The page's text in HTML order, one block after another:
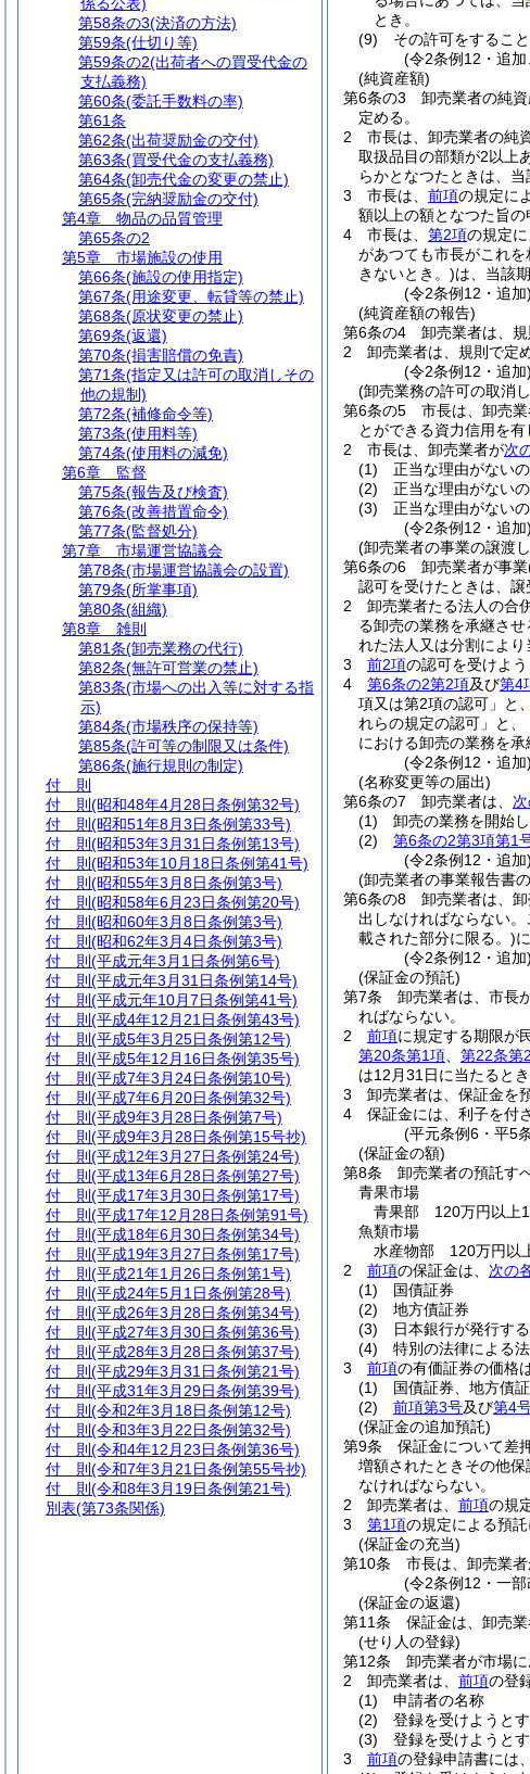
とき。
(9)
その許可をするこ
(令2条例12・追
(純資産額)
第6条の3
卸売業者の純
定める。
2
市長は、卸売業者の純
取扱品目の部類が2以上
らかとなつたときは、
3
市長は、 前項の規定に
額以上の額となつた旨
4
市長は、 第2項の規定
があつても市長がこれ
きないとき。)は、当該
(令2条例12・追加)
(純資産額の報告)
第6条の4
卸売業者は、
2
卸売業者は、規則で定
(令2条例12・追加)
(卸売業務の許可の取消
第6条の5
市長は、卸売
とができる資力信用を
2
市長は、卸売業者が次
(1)
正当な理由がない
(2)
正当な理由がない
(3)
正当な理由がない
(令2条例12・追加)
(卸売業者の事業の譲渡
第6条の6
卸売業者が事業
認可を受けたときは、譲
2
卸売業者たる法人の合
る卸売の業務を承継さ
れた法人又は分割により
3
前2項の認可を受けよ
4
第6条の2第2項及び第4
項又は第2項の認可」と、
れらの規定の認可」と
における卸売の業務を承
(令2条例12・追加)
(名称変更等の届出)
第6条の7
卸売業者は、
(1)
卸売の業務を開始
(2)
第6条の2第3項第1
(令2条例12・追加)
(卸売業者の事業報告書
第6条の8
卸売業者は、
出しなければならない。
載された部分に限る。)
(令2条例12・追加)
(保証金の預託)
第7条
卸売業者は、市長
ればならない。
2
前項に規定する期限が
第20条第1項
第22条第
は12月31日に当たるとき
3
卸売業者は、保証金を
4
保証金には、利子を付
(平元条例6・平5
(保証金の額)
第8条
卸売業者の預託す
青果市場
青果部 120万円以上
魚類市場
水産物部 120万円以
2
前項の保証金は、 次の
(1)
国債証券
(2)
地方債証券
(3)
日本銀行が発行す
(4)
特別の法律による
3
前項の有価証券の価格は
(1)
国債証券、地方債
(2)
前項第3号及び第4
(保証金の追加預託)
第9条
保証金について差
増額されたときその他
なければならない。
2
卸売業者は、 前項の規
3
第1項の規定による預託
(保証金の充当)
第10条
市長は、卸売業
(令2条例12・一部
(保証金の返還)
第11条
保証金は、卸売
(せり人の登録)
第12条
卸売業者が市場
2
卸売業者は、 前項の登
(1)
申請者の名称
(2)
登録を受けようと
(3)
登録を受けようと
3
前項の登録申請書には
第58条の3(決済の方法)
第59条(仕切り等)
第59条の2(出荷者への買受代金の
支払義務)
第60条(委託手数料の率)
第61条
第62条(出荷奨励金の交付)
第63条(買受代金の支払義務)
第64条(卸売代金の変更の禁止)
第65条(完納奨励金の交付)
第4章
物品の品質管理
第65条の2
第5章
市場施設の使用
第66条(施設の使用指定)
第67条(用途変更、転貸等の禁止)
第68条(原状変更の禁止)
第69条(返還)
第70条(損害賠償の免責)
第71条(指定又は許可の取消しその
他の規制)
第72条(補修命令等)
第73条(使用料等)
第74条(使用料の減免)
第6章
監督
第75条(報告及び検査)
第76条(改善措置命令)
第77条(監督処分)
第7章
市場運営協議会
第78条(市場運営協議会の設置)
第79条(所掌事項)
第80条(組織)
第8章
雑則
第81条(卸売業務の代行)
第82条(無許可営業の禁止)
第83条(市場への出入等に対する指
示)
第84条(市場秩序の保持等)
第85条(許可等の制限又は条件)
第86条(施行規則の制定)
付 則
付 則 (昭和48年4月28日条例第32号)
付 則 (昭和51年8月3日条例第33号)
付 則 (昭和53年3月31日条例第13号)
付 則 (昭和53年10月18日条例第41号)
付 則 (昭和55年3月8日条例第3号)
付 則 (昭和58年6月23日条例第20号)
付 則 (昭和60年3月8日条例第3号)
付 則 (昭和62年3月4日条例第3号)
付 則 (平成元年3月1日条例第6号)
付 則 (平成元年3月31日条例第14号)
付 則 (平成元年10月7日条例第41号)
付 則 (平成4年12月21日条例第43号)
付 則 (平成5年3月25日条例第12号)
付 則 (平成5年12月16日条例第35号)
付 則 (平成7年3月24日条例第10号)
付 則 (平成7年6月20日条例第32号)
付 則 (平成9年3月28日条例第7号)
付 則 (平成9年3月28日条例第15号抄)
付 則 (平成12年3月27日条例第24号)
付 則 (平成13年6月28日条例第27号)
付 則 (平成17年3月30日条例第17号)
付 則 (平成17年12月28日条例第91号)
付 則 (平成18年6月30日条例第34号)
付 則 (平成19年3月27日条例第17号)
付 則 (平成21年1月26日条例第1号)
付 則 (平成24年5月1日条例第28号)
付 則 (平成26年3月28日条例第34号)
付 則 (平成27年3月30日条例第36号)
付 則 (平成28年3月28日条例第37号)
付 則 (平成29年3月31日条例第21号)
付 則 (平成31年3月29日条例第39号)
付 則 (令和2年3月18日条例第12号)
付 則 (令和3年3月22日条例第32号)
付 則 (令和4年12月23日条例第36号)
付 則 (令和7年3月21日条例第55号抄)
付 則 (令和8年3月19日条例第21号)
別表(第73条関係)